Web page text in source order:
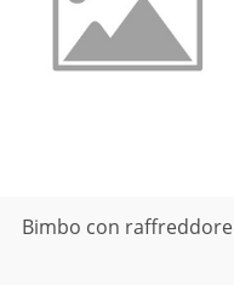
Bimbo con raffreddore